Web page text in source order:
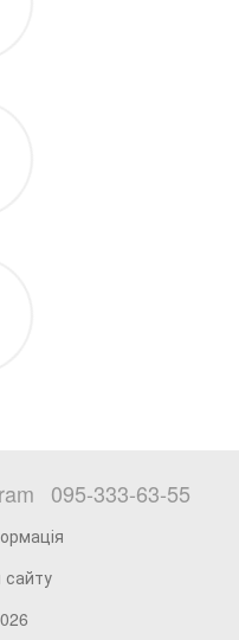
095-333-63-55
сайту